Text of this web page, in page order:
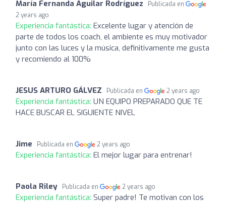
María Fernanda Aguilar Rodríguez
Publicada en
2 years ago
Experiencia fantástica: Excelente lugar y atención de
parte de todos los coach, el ambiente es muy motivador
junto con las luces y la música, definitivamente me gusta
y recomiendo al 100%
JESUS ARTURO GÁLVEZ Publicada en 2 years ago
Experiencia fantástica: UN EQUIPO PREPARADO QUE TE
HACE BUSCAR EL SIGUIENTE NIVEL
Jime Publicada en 2 years ago
Experiencia fantástica: El mejor lugar para entrenar!
Paola Riley Publicada en 2 years ago
Experiencia fantástica: Super padre! Te motivan con los